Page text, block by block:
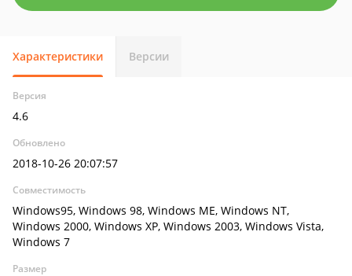
Характеристики Версии
Версия
4.6
Обновлено
2018-10-26 20:07:57
Совместимость
Windows95, Windows 98, Windows ME, Windows NT,
Windows 2000, Windows XP, Windows 2003, Windows Vista,
Windows 7
Размер